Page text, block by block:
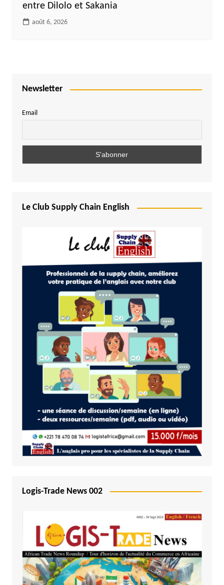
entre Dilolo et Sakania
août 6, 2026
Newsletter
Email
Le Club Supply Chain English
Logis-Trade News 002